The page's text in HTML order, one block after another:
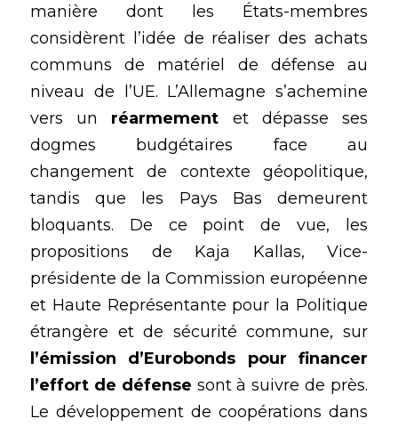
manière dont les États-membres
considèrent l’idée de réaliser des achats
communs de matériel de défense au
niveau de l’UE. L’Allemagne s’achemine
vers un réarmement et dépasse ses
changement de contexte géopolitique,
tandis que les Pays Bas demeurent
bloquants. De ce point de vue, les
propositions de Kaja Kallas, Vice-
présidente de la Commission européenne
et Haute Représentante pour la Politique
étrangère et de sécurité commune, sur
l’émission d’Eurobonds pour financer
l’effort de défense sont à suivre de près.
Le développement de coopérations dans